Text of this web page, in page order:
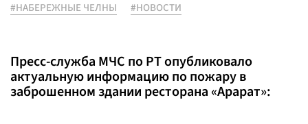
#НАБЕРЕЖНЫЕ ЧЕЛНЫ
#НОВОСТИ
Пресс-служба МЧС по РТ опубликовало
актуальную информацию по пожару в
заброшенном здании ресторана «Арарат»: